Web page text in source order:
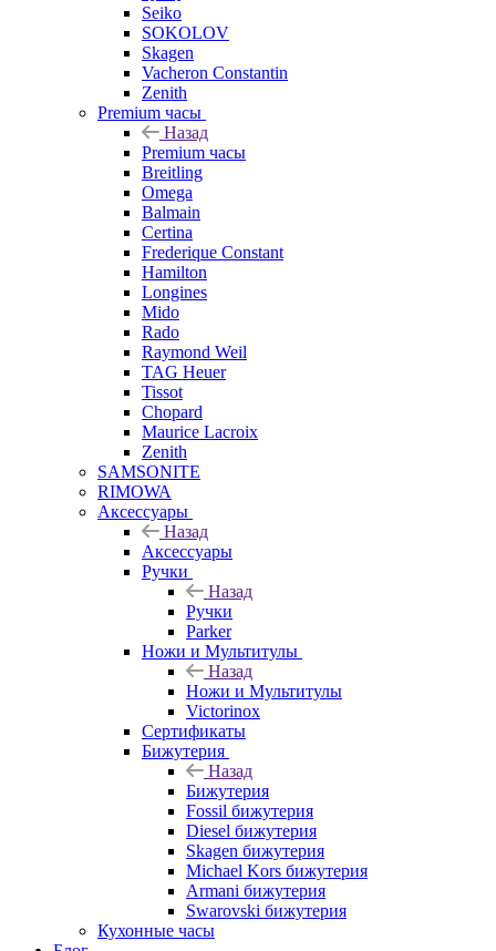
Seiko
SOKOLOV
Skagen
Vacheron Constantin
Zenith
Premium часы
Назад
Premium часы
Breitling
Omega
Balmain
Certina
Frederique Constant
Hamilton
Longines
Mido
Rado
Raymond Weil
TAG Heuer
Tissot
Chopard
Maurice Lacroix
Zenith
SAMSONITE
RIMOWA
Аксессуары
Назад
Аксессуары
Ручки
Назад
Ручки
Parker
Ножи и Мультитулы
Назад
Ножи и Мультитулы
Victorinox
Сертификаты
Бижутерия
Назад
Бижутерия
Fossil бижутерия
Diesel бижутерия
Skagen бижутерия
Michael Kors бижутерия
Armani бижутерия
Swarovski бижутерия
Кухонные часы